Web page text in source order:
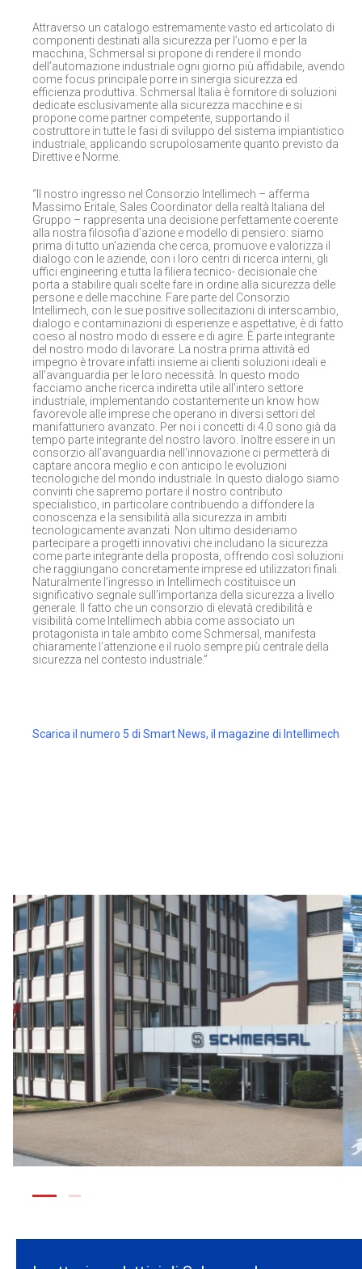
Attraverso un catalogo estremamente vasto ed articolato di
componenti destinati alla sicurezza per l’uomo e per la
macchina, Schmersal si propone di rendere il mondo
dell’automazione industriale ogni giorno più affidabile, avendo
come focus principale porre in sinergia sicurezza ed
efficienza produttiva. Schmersal Italia è fornitore di soluzioni
dedicate esclusivamente alla sicurezza macchine e si
propone come partner competente, supportando il
costruttore in tutte le fasi di sviluppo del sistema impiantistico
industriale, applicando scrupolosamente quanto previsto da
Direttive e Norme.
“Il nostro ingresso nel Consorzio Intellimech – afferma
Massimo Eritale, Sales Coordinator della realtà Italiana del
Gruppo – rappresenta una decisione perfettamente coerente
alla nostra filosofia d’azione e modello di pensiero: siamo
prima di tutto un’azienda che cerca, promuove e valorizza il
dialogo con le aziende, con i loro centri di ricerca interni, gli
uffici engineering e tutta la filiera tecnico- decisionale che
porta a stabilire quali scelte fare in ordine alla sicurezza delle
persone e delle macchine. Fare parte del Consorzio
Intellimech, con le sue positive sollecitazioni di interscambio,
dialogo e contaminazioni di esperienze e aspettative, è di fatto
coeso al nostro modo di essere e di agire. È parte integrante
del nostro modo di lavorare. La nostra prima attività ed
impegno è trovare infatti insieme ai clienti soluzioni ideali e
all’avanguardia per le loro necessità. In questo modo
facciamo anche ricerca indiretta utile all’intero settore
industriale, implementando costantemente un know how
favorevole alle imprese che operano in diversi settori del
manifatturiero avanzato. Per noi i concetti di 4.0 sono già da
tempo parte integrante del nostro lavoro. Inoltre essere in un
consorzio all’avanguardia nell’innovazione ci permetterà di
captare ancora meglio e con anticipo le evoluzioni
tecnologiche del mondo industriale. In questo dialogo siamo
convinti che sapremo portare il nostro contributo
specialistico, in particolare contribuendo a diffondere la
conoscenza e la sensibilità alla sicurezza in ambiti
tecnologicamente avanzati. Non ultimo desideriamo
partecipare a progetti innovativi che includano la sicurezza
come parte integrante della proposta, offrendo così soluzioni
che raggiungano concretamente imprese ed utilizzatori finali.
Naturalmente l’ingresso in Intellimech costituisce un
significativo segnale sull’importanza della sicurezza a livello
generale. Il fatto che un consorzio di elevatà credibilità e
visibilità come Intellimech abbia come associato un
protagonista in tale ambito come Schmersal, manifesta
chiaramente l’attenzione e il ruolo sempre più centrale della
sicurezza nel contesto industriale.”
Scarica il numero 5 di Smart News, il magazine di Intellimech